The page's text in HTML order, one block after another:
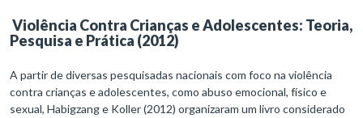
Violência Contra Crianças e Adolescentes: Teoria,
Pesquisa e Prática (2012)
A partir de diversas pesquisadas nacionais com foco na violência
contra crianças e adolescentes, como abuso emocional, físico e
sexual, Habigzang e Koller (2012) organizaram um livro considerado